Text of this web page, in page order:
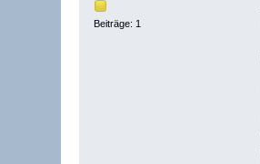
Beiträge: 1